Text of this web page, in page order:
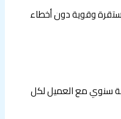
وقوية دون أخطاء
سنوي مع العميل لكل